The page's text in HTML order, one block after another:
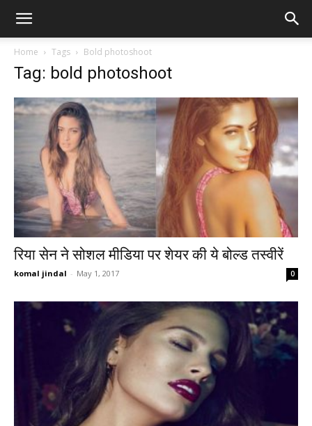
Home Tags Bold photoshoot
Tag: bold photoshoot
रिया सेन ने सोशल मीडिया पर शेयर की ये बोल्ड तस्वीरें
komal jindal - May 1, 2017 0